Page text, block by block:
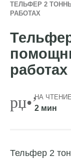
ТЕЛЬФЕР 2
РАБОТАХ
работах
НА ЧТЕНИЕ
2 мин
Тельфер 2